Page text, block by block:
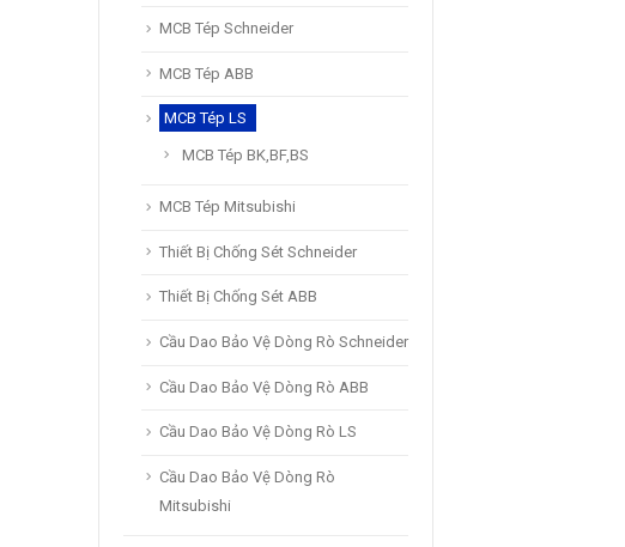
MCB Tép Schneider
MCB Tép ABB
MCB Tép LS
MCB Tép BK,BF,BS
MCB Tép Mitsubishi
Thiết Bị Chống Sét Schneider
Thiết Bị Chống Sét ABB
Cầu Dao Bảo Vệ Dòng Rò Schneider
Cầu Dao Bảo Vệ Dòng Rò ABB
Cầu Dao Bảo Vệ Dòng Rò LS
Cầu Dao Bảo Vệ Dòng Rò
Mitsubishi